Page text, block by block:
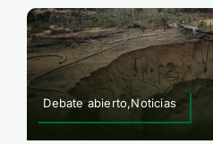
Debate abierto,Noticias